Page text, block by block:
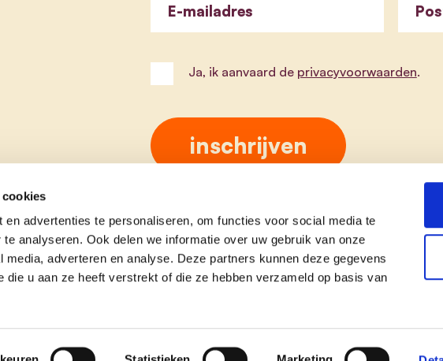
advertenties te personaliseren, om functies voor social media te
analyseren. Ook delen we informatie over uw gebruik van onze
adverteren en analyse. Deze partners kunnen deze gegevens
die u aan ze heeft verstrekt of die ze hebben verzameld op basis van
E-mailadres
Ja, ik aanvaard de privacyvoorwaarden.